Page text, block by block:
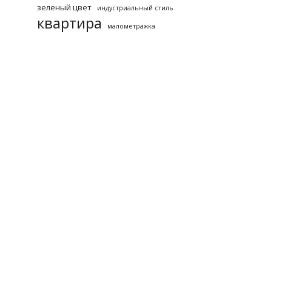
зеленый цвет индустриальный стиль
квартира малометражка